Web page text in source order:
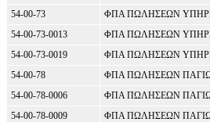
54-00-73
ΦΠΑ ΠΩΛΗΣΕΩΝ
54-00-73-0013
ΦΠΑ ΠΩΛΗΣΕΩΝ
54-00-73-0019
ΦΠΑ ΠΩΛΗΣΕΩΝ
54-00-78
ΦΠΑ ΠΩΛΗΣΕΩΝ
54-00-78-0006
ΦΠΑ ΠΩΛΗΣΕΩΝ
54-00-78-0009
ΦΠΑ ΠΩΛΗΣΕΩΝ